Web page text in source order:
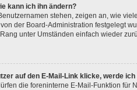
kann ich ihn ändern?
stehen, zeigen an, wie
der Board-Administration festgelegt
unter Umständen einfach wieder
auf den E-Mail-Link klicke, werde
die foreninterne E-Mail-Funktion